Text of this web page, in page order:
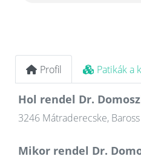
Profil Patikák a
Hol rendel Dr.
3246 Mátraderecske,
Mikor rendel Dr.